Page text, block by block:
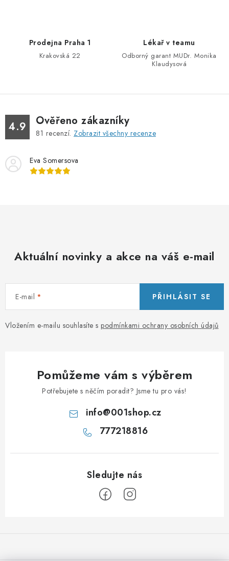
Prodejna Praha 1
Krakovská 22
Lékař v teamu
Odborný garant MUDr. Monika
Klaudysová
4.9 Ověřeno zákazníky
81 recenzí. Zobrazit všechny recenze
Eva Somersova
Aktuální novinky a akce na váš e-mail
E-mail
Vložením e-mailu souhlasíte s podmínkami ochrany osobních údajů
PŘIHLÁSIT SE
Pomůžeme vám s výběrem
Potřebujete s něčím poradit? Jsme tu pro vás!
info@001shop.cz
777218816